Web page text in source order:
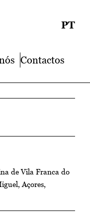
Contactos
PT
de Vila Franca do
Açores,